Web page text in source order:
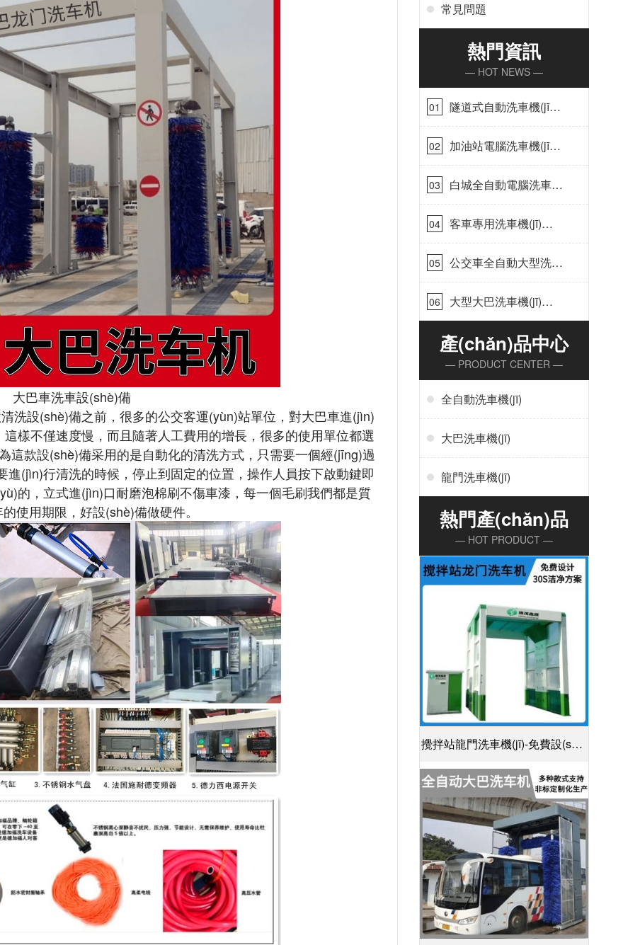
大巴車洗車設(shè)備
(shè)備之前，很多的公交客運(yùn)站單位，對大巴車進(jìn)
不僅速度慢，而且隨著人工費用的增長，很多的使用單位都選
為這款設(shè)備采用的是自動化的清洗方式，只需要一個經(jīng)過
進(jìn)行清洗的時候，停止到固定的位置，操作人員按下啟動鍵即
的，立式進(jìn)口耐磨泡棉刷不傷車漆，每一個毛刷我們都是質
使用期限，好設(shè)備做硬件。
常見問題
熱門資訊
— HOT NEWS —
01
隧道式自動洗車機(jī)
在哪里購買[隆茂鑫晟]
02
加油站電腦洗車機(jī)
價格怎么樣[隆茂鑫晟]
03
白城全自動電腦洗車機
(jī)-ADV防凍冬季正常
使用[隆茂鑫晟]
04
客車專用洗車機(jī)哪
家的好[隆茂鑫晟]
05
公交車全自動大型洗車
機(jī)什么價錢[隆茂鑫
晟]
06
大型大巴洗車機(jī)價
錢怎么樣[隆茂鑫晟]
產(chǎn)品中心
— PRODUCT CENTER —
全自動洗車機(jī)
大巴洗車機(jī)
龍門洗車機(jī)
熱門產(chǎn)品
— HOT PRODUCT —
攪拌站龍門洗車機(jī)-免費設(shè)
計30S潔凈方案[隆茂鑫晟]